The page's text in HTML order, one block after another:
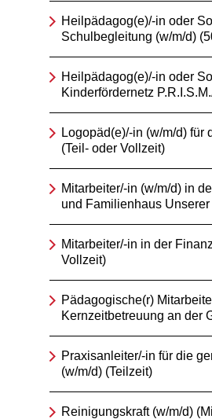
Heilpädagog(e)/-in oder
Schulbegleitung (w/m/d)
Heilpädagog(e)/-in oder
Kinderfördernetz
Logopäd(e)/-in (w/m/d) für
(Teil- oder Vollzeit)
Mitarbeiter/-in (w/m/d) in
und Familienhaus
Mitarbeiter/-in in der
Vollzeit)
Pädagogische(r)
Kernzeitbetreuung an der
Praxisanleiter/-in für die
(w/m/d) (Teilzeit)
Reinigungskraft (w/m/d)